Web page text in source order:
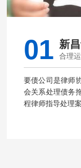
01 新
合理
要债公司是律师
会关系处理债务
程律师指导处理案